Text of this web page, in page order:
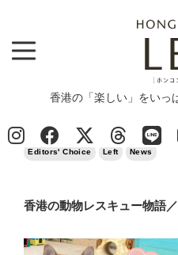
香港の「楽しい」をいっ
Editors' Choice > 香港の動物レスキ
Editors' Choice Left News
香港の動物レスキュー物語